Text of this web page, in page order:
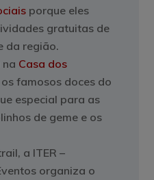
porque eles
gratuitas de
da região.
Casa dos
famosos doces do
especial para as
de geme e os
a ITER –
organiza o